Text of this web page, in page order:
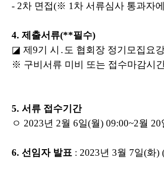
- 2차 면접(※ 1 차 서류심사 통과자
4. 제출서류(**필수)
◪ 제 9기 시 ․ 도 협회장 정기모집요
※ 구비서류 미비 또는 접수마감시
5. 서류 접수기간
ㅇ 2023년 2월 6일(월) 09:00~2월 20
6. 선임자 발표 : 2023년 3월 7일(화)